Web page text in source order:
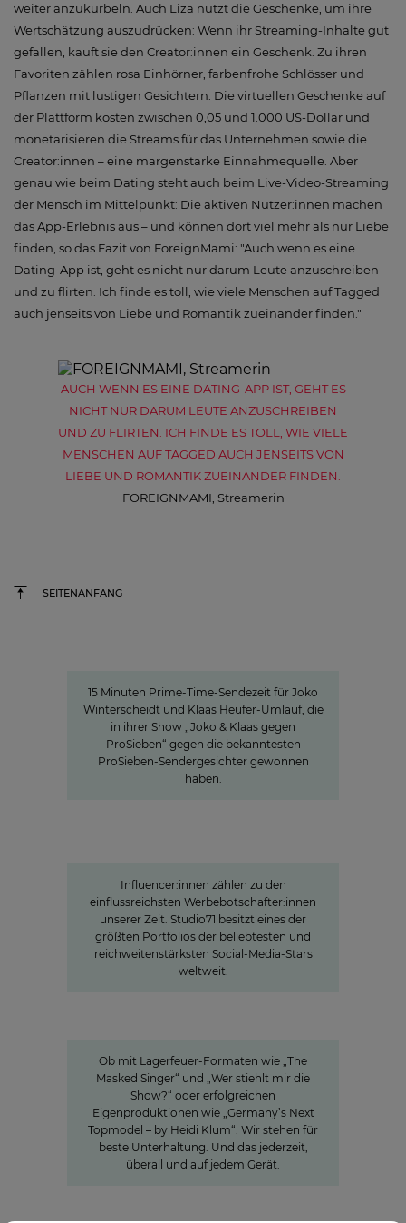
weiter anzukurbeln. Auch Liza nutzt die Geschenke, um ihre
Wertschätzung auszudrücken: Wenn ihr Streaming-Inhalte gut
gefallen, kauft sie den Creator:innen ein Geschenk. Zu ihren
Favoriten zählen rosa Einhörner, farbenfrohe Schlösser und
Pflanzen mit lustigen Gesichtern. Die virtuellen Geschenke auf
der Plattform kosten zwischen 0,05 und 1.000 US-Dollar und
monetarisieren die Streams für das Unternehmen sowie die
Creator:innen – eine margenstarke Einnahmequelle. Aber
genau wie beim Dating steht auch beim Live-Video-Streaming
der Mensch im Mittelpunkt: Die aktiven Nutzer:innen machen
das App-Erlebnis aus – und können dort viel mehr als nur Liebe
finden, so das Fazit von ForeignMami: "Auch wenn es eine
Dating-App ist, geht es nicht nur darum Leute anzuschreiben
und zu flirten. Ich finde es toll, wie viele Menschen auf Tagged
auch jenseits von Liebe und Romantik zueinander finden."
AUCH WENN ES EINE DATING-APP IST, GEHT ES
NICHT NUR DARUM LEUTE ANZUSCHREIBEN
UND ZU FLIRTEN. ICH FINDE ES TOLL, WIE VIELE
MENSCHEN AUF TAGGED AUCH JENSEITS VON
LIEBE UND ROMANTIK ZUEINANDER FINDEN.
FOREIGNMAMI, Streamerin
SEITENANFANG
15 Minuten Prime-Time-Sendezeit für Joko
Winterscheidt und Klaas Heufer-Umlauf, die
in ihrer Show „Joko & Klaas gegen
ProSieben“ gegen die bekanntesten
ProSieben-Sendergesichter gewonnen
haben.
Influencer:innen zählen zu den
einflussreichsten Werbebotschafter:innen
unserer Zeit. Studio71 besitzt eines der
größten Portfolios der beliebtesten und
reichweitenstärksten Social-Media-Stars
weltweit.
Ob mit Lagerfeuer-Formaten wie „The
Masked Singer“ und „Wer stiehlt mir die
Show?“ oder erfolgreichen
Eigenproduktionen wie „Germany’s Next
Topmodel – by Heidi Klum“: Wir stehen für
beste Unterhaltung. Und das jederzeit,
überall und auf jedem Gerät.